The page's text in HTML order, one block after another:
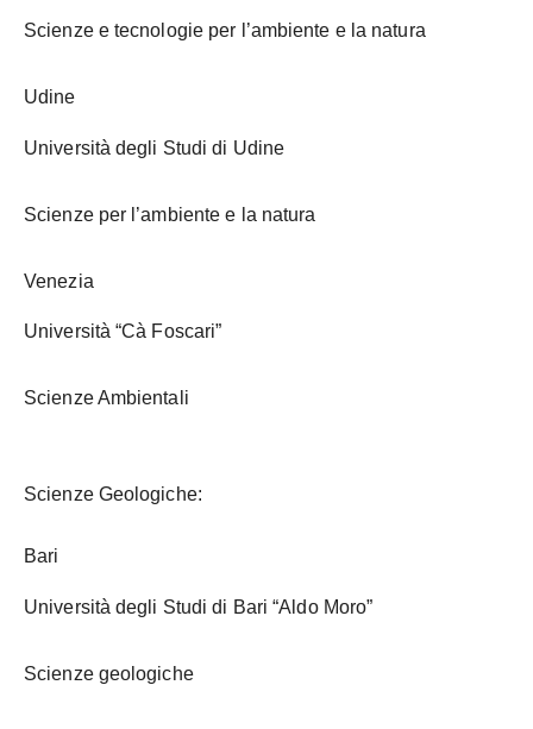
Scienze e tecnologie per l’ambiente e la natura
Udine
Università degli Studi di Udine
Scienze per l’ambiente e la natura
Venezia
Università “Cà Foscari”
Scienze Ambientali
Scienze Geologiche:
Bari
Università degli Studi di Bari “Aldo Moro”
Scienze geologiche